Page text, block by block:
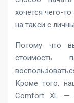
хочется чего-
на такси с
Потому что
стоимость
Кроме того,
Comfort XL —